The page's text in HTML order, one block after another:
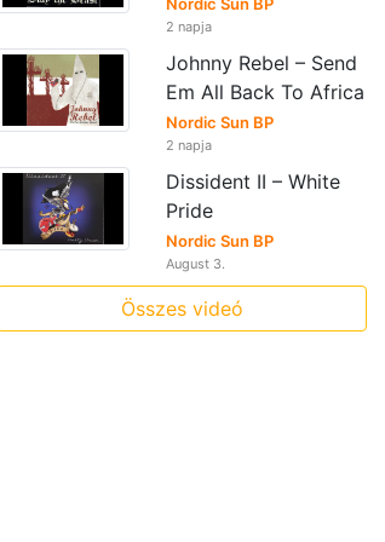
2 napja
Johnny Rebel – Send
Em All Back To Africa
Nordic Sun BP
2 napja
Dissident II – White
Pride
Nordic Sun BP
August 3.
Összes videó